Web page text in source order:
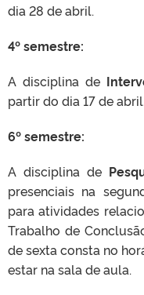
dia 28 de abril.
4º semestre:
A disciplina de
partir do dia 17 de abril.
6º semestre:
A disciplina de
presenciais na
para atividades
Trabalho de
de sexta consta no
estar na sala de aula.